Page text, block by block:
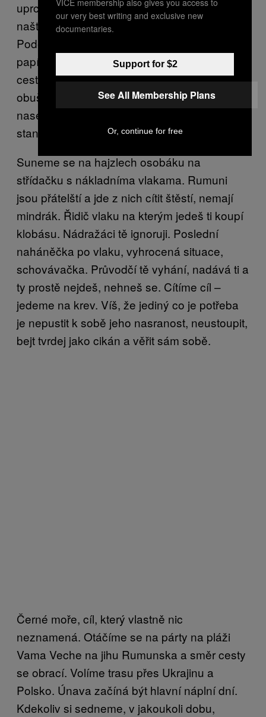
uprchlíci ani teroristi. Policie nás předává zpět
naštvaným maďarům, kdesi v polích.
Podepisování proběhne na kapotě auta,
papíry si příslušníci nastrkají do igelitek a po
cestě autem na nádraží nám vyhrožují
obuškem. Hlídají abychom si koupili lístek a
nasedli na osobní vlak. Kupujeme jednu
stanici, ale projedem jich 15.
Suneme se na hajzlech osobáku na
střídačku s nákladníma vlakama. Rumuni
jsou přátelští a jde z nich cítit štěstí, nemají
mindrák. Řidič vlaku na kterým jedeš ti koupí
klobásu. Nádražáci tě ignoruji. Poslední
naháněčka po vlaku, vyhrocená situace,
schovávačka. Průvodčí tě vyhání, nadává ti a
ty prostě nejdeš, nehneš se. Cítíme cíl –
jedeme na krev. Víš, že jediný co je potřeba
je nepustit k sobě jeho nasranost, neustoupit,
bejt tvrdej jako cikán a věřit sám sobě.
Černé moře, cíl, který vlastně nic
neznamená. Otáčíme se na párty na pláži
Vama Veche na jihu Rumunska a směr cesty
se obrací. Volíme trasu přes Ukrajinu a
Polsko. Únava začíná být hlavní náplní dní.
Kdekoliv si sedneme, v jakoukoli dobu,
our very best writing and exclusive new
documentaries.
Support for $2
See All Membership Plans
Or, continue for free